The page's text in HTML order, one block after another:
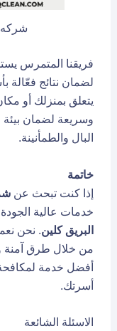
شركه
فريقنا المتمرس
لضمان نتائج فعّالة
يتعلق بمنزلك أو
وسريعة لضمان
البال والطمأنينة.
خاتمة
إذا كنت تبحث عن
خدمات عالية
البريق كلين. نحن
من خلال طرق آمنة
أفضل خدمة
أسرتك.
الاسئلة الشائعة